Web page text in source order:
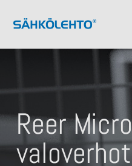
Reer
valoverhot